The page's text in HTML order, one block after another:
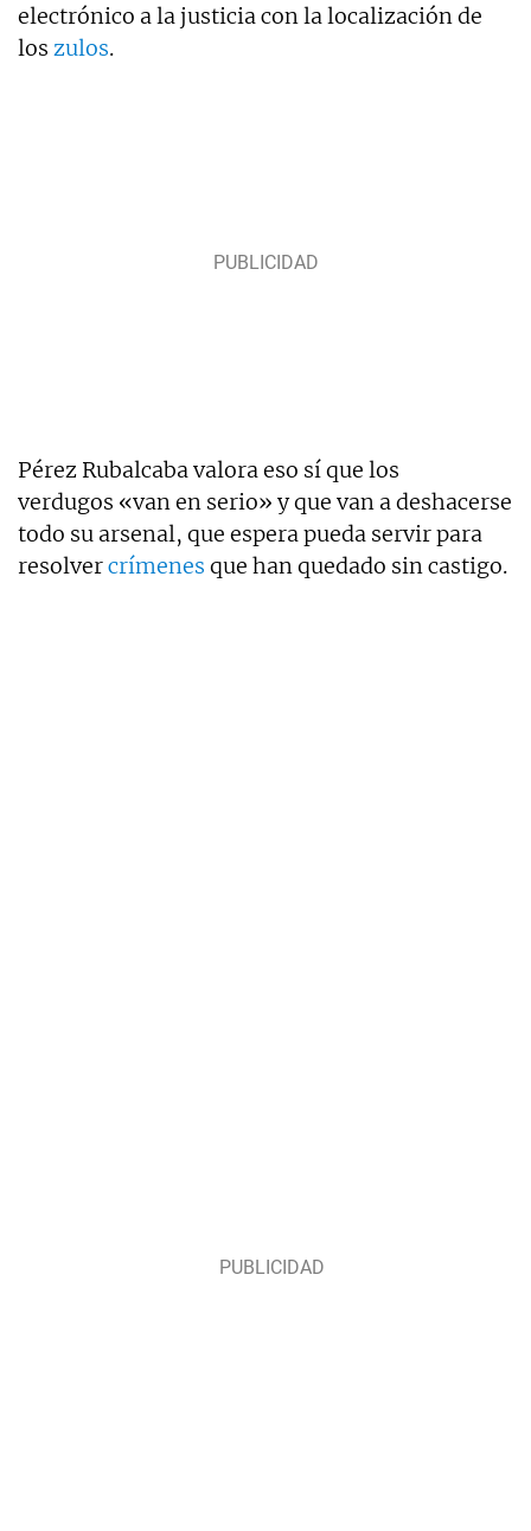
electrónico a la justicia con la localización de
los zulos.
Pérez Rubalcaba valora eso sí que los
verdugos «van en serio» y que van a deshacerse
todo su arsenal, que espera pueda servir para
resolvercrímenes que han quedado sin castigo.